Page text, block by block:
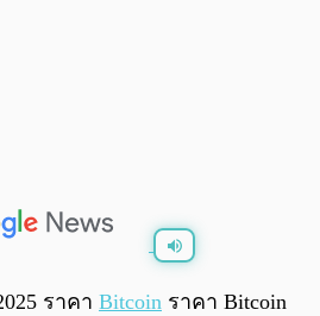
ราคา Bitcoin ราคา Bitcoin